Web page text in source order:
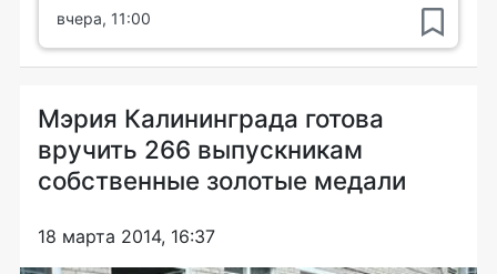
вчера, 11:00
Мэрия Калининграда готова
вручить 266 выпускникам
собственные золотые медали
18 марта 2014, 16:37